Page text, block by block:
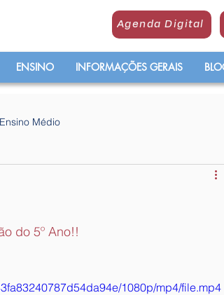
Agenda Digital
ENSINO INFORMAÇÕES GERAIS
Ensino Médio
do 5º Ano!!
1080p/mp4/file.mp4